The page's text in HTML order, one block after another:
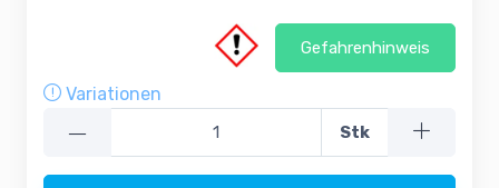
Gefahrenhinweis
Variationen
— Stk